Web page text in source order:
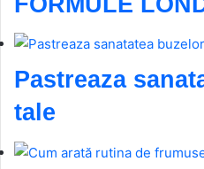
Pastreaza
tale